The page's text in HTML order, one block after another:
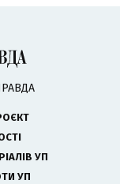
УП
УП